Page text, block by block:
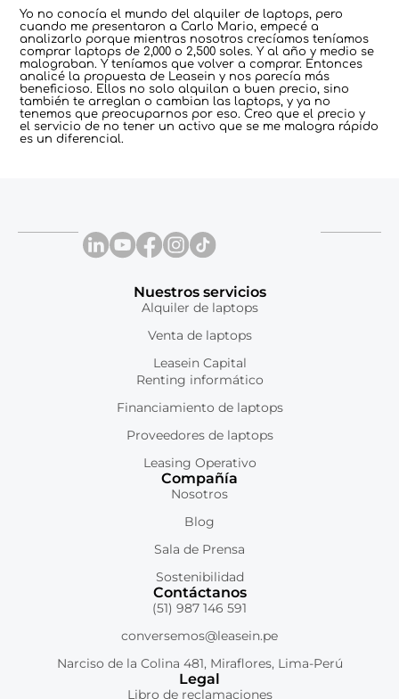
Yo no conocía el mundo del alquiler de laptops, pero
cuando me presentaron a Carlo Mario, empecé a
analizarlo porque mientras nosotros crecíamos teníamos
comprar laptops de 2,000 o 2,500 soles. Y al año y medio se
malograban. Y teníamos que volver a comprar. Entonces
analicé la propuesta de Leasein y nos parecía más
beneficioso. Ellos no solo alquilan a buen precio, sino
también te arreglan o cambian las laptops, y ya no
tenemos que preocuparnos por eso. Creo que el precio y
el servicio de no tener un activo que se me malogra rápido
es un diferencial.
Nuestros servicios
Alquiler de laptops
Venta de laptops
Leasein Capital
Renting informático
Financiamiento de laptops
Proveedores de laptops
Leasing Operativo
Compañía
Nosotros
Blog
Sala de Prensa
Sostenibilidad
Contáctanos
(51) 987 146 591
conversemos@leasein.pe
Narciso de la Colina 481, Miraflores, Lima-Perú
Legal
Libro de reclamaciones